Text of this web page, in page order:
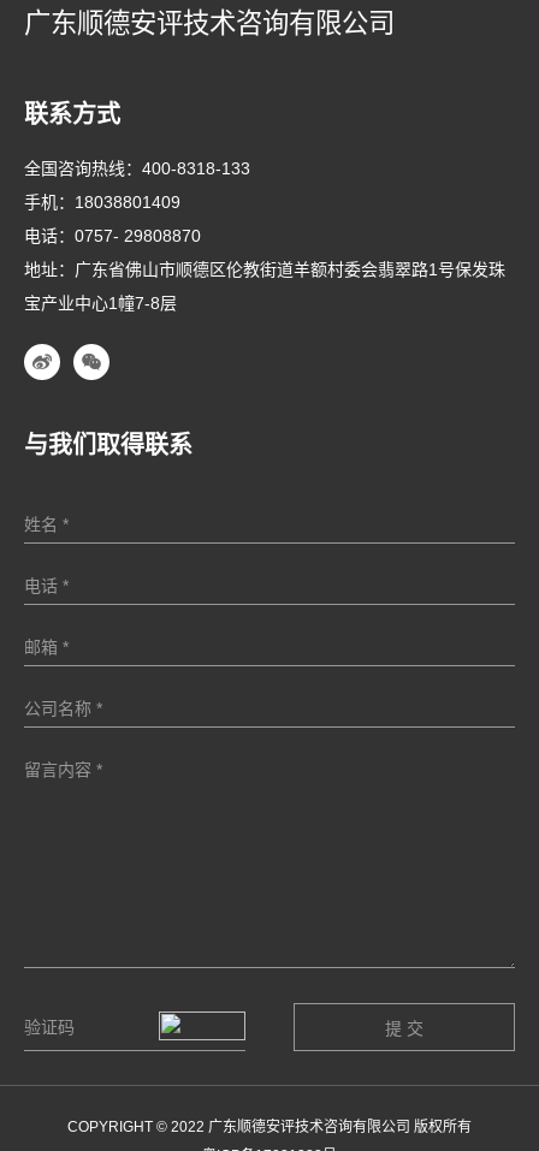
广东顺德安评技术咨询有限公司
联系方式
全国咨询热线： 400-8318-133
手机： 18038801409
电话： 0757- 29808870
地址：广东省佛山市顺德区伦教街道羊额村委会翡翠路1号保发珠
宝产业中心1幢7-8层
与我们取得联系
COPYRIGHT © 2022 广东顺德安评技术咨询有限公司 版权所有